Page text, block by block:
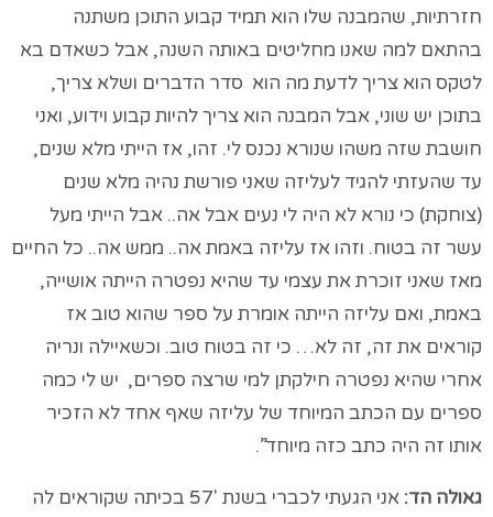
חזרתיות, שהמבנה שלו הוא תמיד קבוע התוכן משתנה
בהתאם למה שאנו מחליטים באותה השנה, אבל כשאדם בא
לטקס הוא צריך לדעת מה הוא סדר הדברים ושלא צריך,
בתוכן יש שוני, אבל המבנה הוא צריך להיות קבוע וידוע, ואני
חושבת שזה משהו שנורא נכנס לי. זהו, אז הייתי מלא שנים,
עד שהעזתי להגיד לעליזה שאני פורשת נהיה מלא שנים
(צוחקת) כי נורא לא היה לי נעים אבל אה.. אבל הייתי מעל
עשר זה בטוח. וזהו אז עליזה באמת אה.. ממש אה.. כל החיים
מאז שאני זוכרת את עצמי עד שהיא נפטרה הייתה אושייה,
באמת, ואם עליזה הייתה אומרת על ספר שהוא טוב אז
קוראים את זה, זה לא… כי זה בטוח טוב. וכשאיילה ונריה
אחרי שהיא נפטרה חילקתן למי שרצה ספרים, יש לי כמה
ספרים עם הכתב המיוחד של עליזה שאף אחד לא הזכיר
אותו זה היה כתב כזה מיוחד”.
גאולה הד:
אני הגעתי לכברי בשנת 57′ בכיתה שקוראים לה